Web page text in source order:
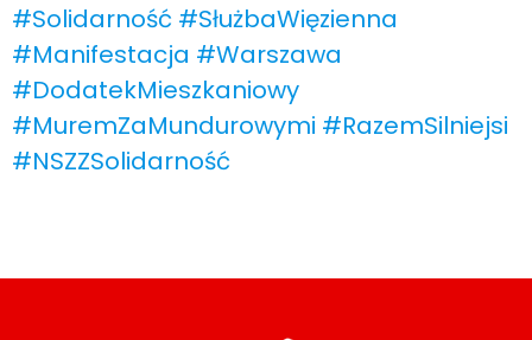
#Solidarność #SłużbaWięzienna
#Manifestacja #Warszawa
#DodatekMieszkaniowy
#MuremZaMundurowymi #RazemSilniejsi
#NSZZSolidarność